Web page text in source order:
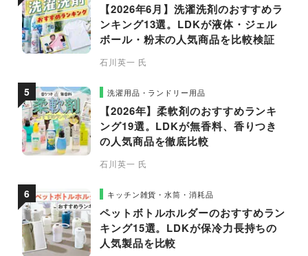
【2026年6月】洗濯洗剤のおすすめラ
ンキング13選。LDKが液体・ジェル
ボール・粉末の人気商品を比較検証
石川英一 氏
洗濯用品・ランドリー用品
【2026年】柔軟剤のおすすめランキ
ング19選。LDKが無香料、香りつき
の人気商品を徹底比較
石川英一 氏
キッチン雑貨・水筒・消耗品
ペットボトルホルダーのおすすめラン
キング15選。LDKが保冷力長持ちの
人気製品を比較